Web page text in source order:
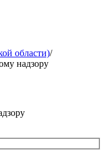
области)/
надзору